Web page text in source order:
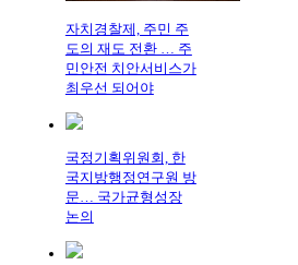
자치경찰제, 주민 주
도의 재도 전환 … 주
민안전 치안서비스가
최우선 되어야
국정기획위원회, 한
국지방행정연구원 방
문… 국가균형성장
논의